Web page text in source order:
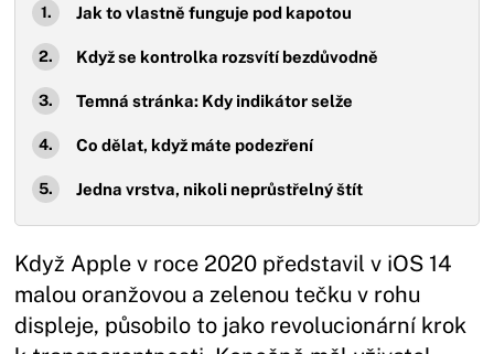
Jak to vlastně funguje pod kapotou
Když se kontrolka rozsvítí bezdůvodně
Temná stránka: Kdy indikátor selže
Co dělat, když máte podezření
Jedna vrstva, nikoli neprůstřelný štít
Když Apple v roce 2020 představil v iOS 14
malou oranžovou a zelenou tečku v rohu
displeje, působilo to jako revolucionární krok